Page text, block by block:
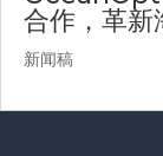
合作，革新
新闻稿